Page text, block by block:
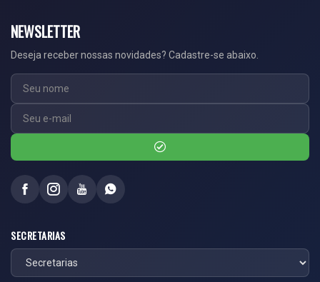
NEWSLETTER
Deseja receber nossas novidades? Cadastre-se abaixo.
SECRETARIAS